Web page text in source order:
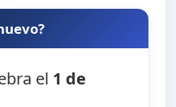
el 1 de